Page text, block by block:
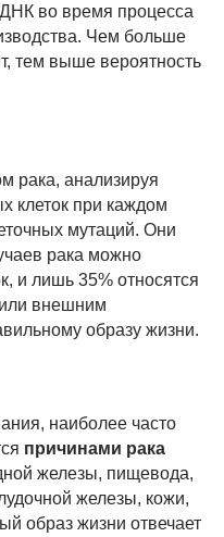
во время процесса
Чем больше
тем выше вероятность
рака, анализируя
клеток при каждом
мутаций. Они
рака можно
и лишь 35% относятся
внешним
образу жизни.
наиболее часто
причинами рака
железы, пищевода,
железы, кожи,
образ жизни отвечает